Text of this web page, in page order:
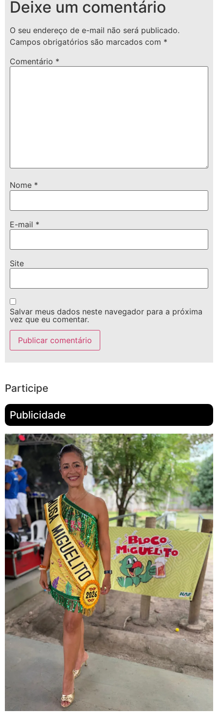
Deixe um comentário
O seu endereço de e-mail não será publicado.
Campos obrigatórios são marcados com *
Comentário *
Nome *
E-mail *
Site
Salvar meus dados neste navegador para a próxima
vez que eu comentar.
Participe
Publicidade